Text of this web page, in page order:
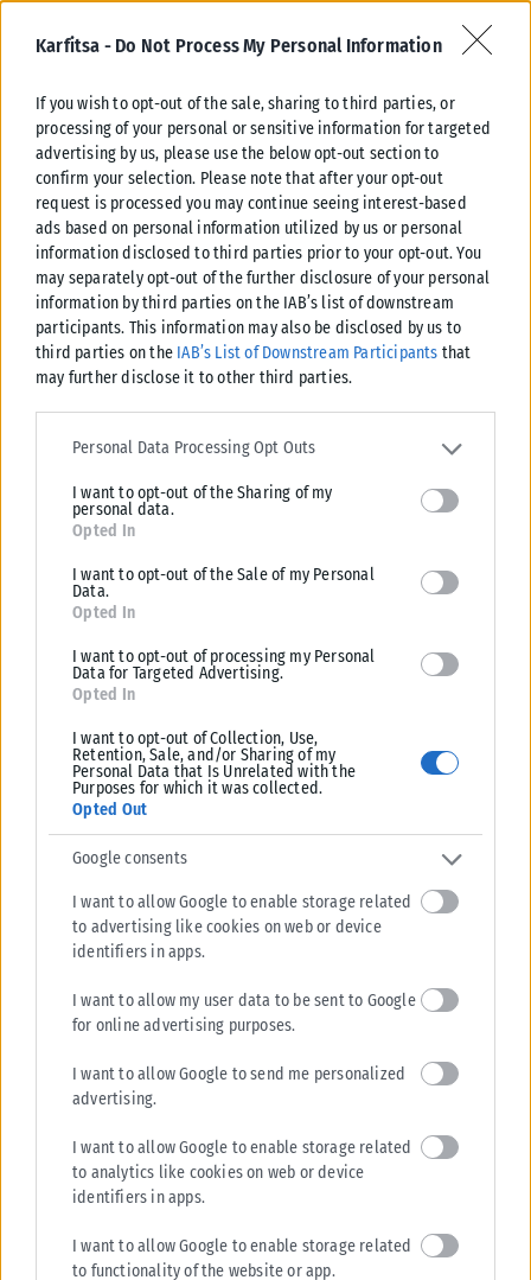
Karfitsa - Do Not Process My Personal Information
If you wish to opt-out of the sale, sharing to third parties, or
processing of your personal or sensitive information for targeted
advertising by us, please use the below opt-out section to
confirm your selection. Please note that after your opt-out
request is processed you may continue seeing interest-based
ads based on personal information utilized by us or personal
information disclosed to third parties prior to your opt-out. You
may separately opt-out of the further disclosure of your personal
information by third parties on the IAB’s list of downstream
participants. This information may also be disclosed by us to
third parties on the IAB’s List of Downstream Participants that
may further disclose it to other third parties.
Please note that this website/app uses one or more Google
services and may gather and store information including but not
deny consent to Google and its third-party tags to use your data
for below specified purposes in below Google consent section.
Personal Data Processing Opt Outs
I want to opt-out of the Sharing of my
personal data.
Opted In
I want to opt-out of the Sale of my Personal
Data.
Opted In
I want to opt-out of processing my Personal
Data for Targeted Advertising.
Opted In
I want to opt-out of Collection, Use,
Retention, Sale, and/or Sharing of my
Personal Data that Is Unrelated with the
Purposes for which it was collected.
Opted Out
Google consents
I want to allow Google to enable storage related
to advertising like cookies on web or device
identifiers in apps.
I want to allow my user data to be sent to Google
for online advertising purposes.
I want to allow Google to send me personalized
advertising.
I want to allow Google to enable storage related
to analytics like cookies on web or device
identifiers in apps.
I want to allow Google to enable storage related
to functionality of the website or app.
δημιουργίας, του έρωτα, των θετικών συναισθημάτων.
Απλόχερα λοιπόν θα έχετε την εύνοια αυτή, έως τις 28 Μαΐου,
όπου και θα παραμείνει στο συμβατό με το δικό σας ζώδιο
του Κριού, ο πλανήτης της γλυκιάς πλευράς της ζωής,
Αφροδίτη. Εδώ θέλω να επισημάνω ότι οι εκλείψεις αυτής της
περιόδου, επηρεάζουν εργασία και υγεία, όπου καλό είναι να
είστε περισσότερο προσεκτικοί σε αυτούς τους τομείς.
ΑΙΓΟΚΕΡΩΣ
Έχετε πολύ μεγάλη επιθυμία να επικοινωνήσετε, να
την θέση σας, πάνω σε μία επαγγελματική ή οικογενειακή σας
υπόθεση. Επίσης, για ακόμη μία φορά θα κάνετε κάποιες
διαπιστώσεις στο φιλικό σας περιβάλλον, που δυστυχώς δεν
θα σας αρέσουν καθόλου.
ΥΔΡΟΧΟΟΣ
Οι εκλείψεις που πραγματοποιούνται στους γωνιακούς σας
τομείς, δείχνει και την σπουδαιότητα αυτής της περιόδου,
όπου θα έχετε πάρα πολλές αναφορές που αφορούν την
οικογένεια, αλλά και το επάγγελμα σας. Θετική η στιγμή για
τα επικοινωνιακά σας χαρίσματα, όπου θα βρεθείτε πολύ
κοντά, με κάποια επιτυχημένη συμφωνία.
ΙΧΘΥΕΣ
Με πολύ θετική γωνία προς το δικό σας ζώδιο, η σύνοδος
Ήλιου με Ουρανό, θα σας δημιουργήσει την αίσθηση της
ξαφνικής τύχης, μέσα από ταξίδια, σπουδές και επικοινωνία.
Είναι μία επίσης πολύ καλή περίοδος να βάλετε σε τάξη τα
οικονομικά σας, αλλά και να διεκδικήσετε μέσω νομικής ή